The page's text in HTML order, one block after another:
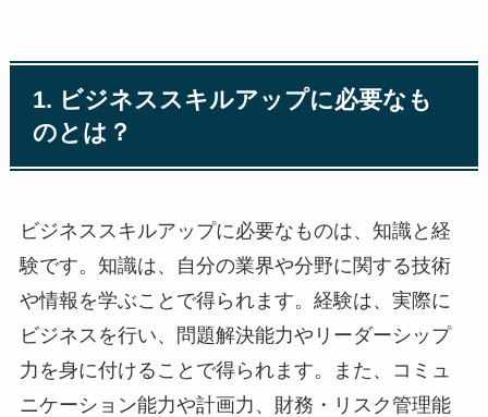
1. ビジネススキルアップに必要なも
のとは？
ビジネススキルアップに必要なものは、知識と経
験です。知識は、自分の業界や分野に関する技術
や情報を学ぶことで得られます。経験は、実際に
ビジネスを行い、問題解決能力やリーダーシップ
力を身に付けることで得られます。また、コミュ
ニケーション能力や計画力、財務・リスク管理能